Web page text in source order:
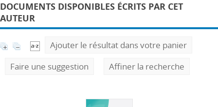
DOCUMENTS DISPONIBLES ÉCRITS PAR CET
AUTEUR
Ajouter le résultat dans votre panier
Faire une suggestion
Affiner la recherche